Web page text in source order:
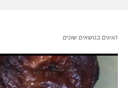
הגיגים בנושאים שונים